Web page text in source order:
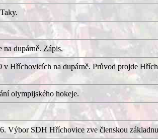
na dupárně. Zápis.
v Hříchovicích na dupárně. Průvod projde
olympijského hokeje.
Výbor SDH Hříchovice zve členskou